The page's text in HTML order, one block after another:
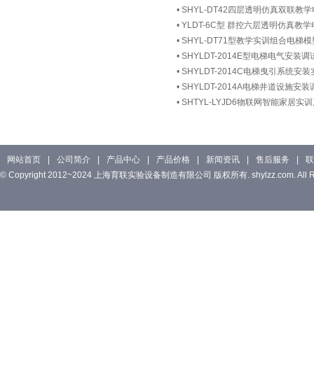
• SHYL-DT42四层透明仿真双联教学
• YLDT-6C型 群控六层透明仿真教学
• SHYL-DT71型教学实训组合电梯模
• SHYLDT-2014E型电梯电气安装调
• SHYLDT-2014C电梯曳引系统安装
• SHYLDT-2014A电梯井道设施安装
• SHTYL-LYJD6物联网智能家居实
网站首页 公司简介 产品中心 产品价格 新闻资讯 售后服务
© Copyright 2012~2024 上海育联实验设备制造有限公司 版权所有. shylzz.com. All